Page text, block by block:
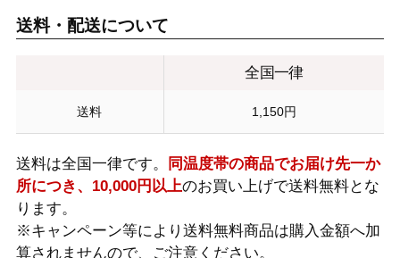
送料・配送について
全国一律
送料 1,150円
送料は全国一律です。
同温度帯の商品でお届け先一か
所につき、10,000円以上のお買い上げで送料無料とな
ります。
※キャンペーン等により送料無料商品は購入金額へ加
算されませんので、ご注意ください。